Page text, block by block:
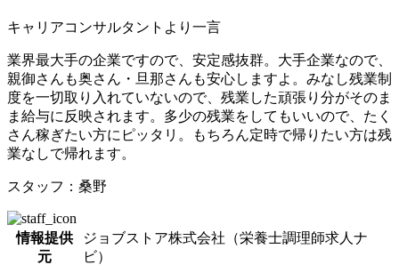
キャリアコンサルタントより一言
業界最大手の企業ですので、安定感抜群。大手企業なので、
親御さんも奥さん・旦那さんも安心しますよ。みなし残業制
度を一切取り入れていないので、残業した頑張り分がそのま
ま給与に反映されます。多少の残業をしてもいいので、たく
さん稼ぎたい方にピッタリ。もちろん定時で帰りたい方は残
業なしで帰れます。
スタッフ：桑野
情報提供
元
ジョブストア株式会社（栄養士調理師求人ナ
ビ）